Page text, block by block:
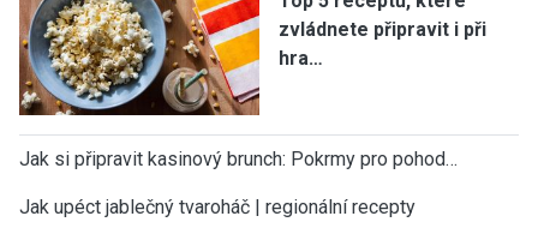
zvládnete připravit i při
hra…
Jak si připravit kasinový brunch: Pokrmy pro pohod…
Jak upéct jablečný tvaroháč | regionální recepty